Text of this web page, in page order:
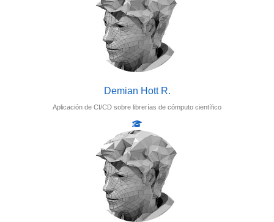
Demian Hott R.
Aplicación de CI/CD sobre librerías de cómputo científico